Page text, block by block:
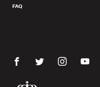
FAQ